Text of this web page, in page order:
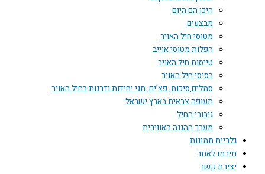
היכן הם היום
מבצעים
מטוסי חיל האויר
הפלות מטוסי אוייב
טייסות חיל האויר
בסיסי חיל האויר
סמלים,סיכות, פצ'ים, תגי יחידות ודרגות בחיל האויר
תעופה צבאית בארץ ישראל
גיבורי החיל
מערך ההגנה האווירית
גלריית תמונות
תירמו לאתר
יצירת קשר